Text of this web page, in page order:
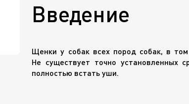
Введение
Щенки у собак всех пород собак, в
Не существует точно установленных
полностью встать уши.